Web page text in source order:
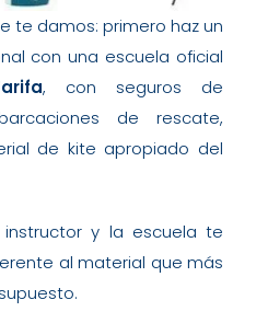
te damos: primero haz un
con una escuela oficial
, con seguros de
de rescate,
de kite apropiado del
y la escuela te
al material que más